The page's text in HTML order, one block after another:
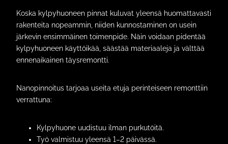
Koska kylpyhuoneen pinnat kuluvat yleensä huomattavasti
rakenteita nopeammin, niiden kunnostaminen on usein
järkevin ensimmäinen toimenpide. Näin voidaan pidentää
kylpyhuoneen käyttöikää, säästää materiaaleja ja välttää
ennenaikainen täysremontti.
Nanopinnoitus tarjoaa useita etuja perinteiseen remonttiin
verrattuna:
Kylpyhuone uudistuu ilman purkutöitä.
Työ valmistuu yleensä 1–2 päivässä.